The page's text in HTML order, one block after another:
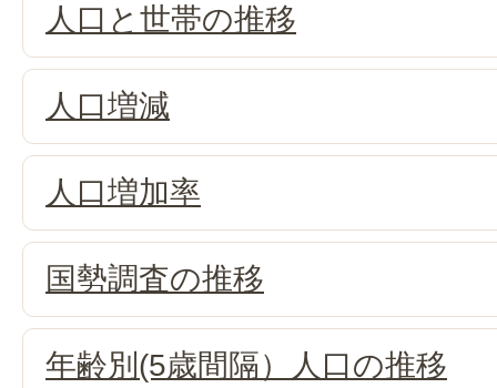
人口と世帯の推移
人口増減
人口増加率
国勢調査の推移
年齢別(5歳間隔）人口の推移